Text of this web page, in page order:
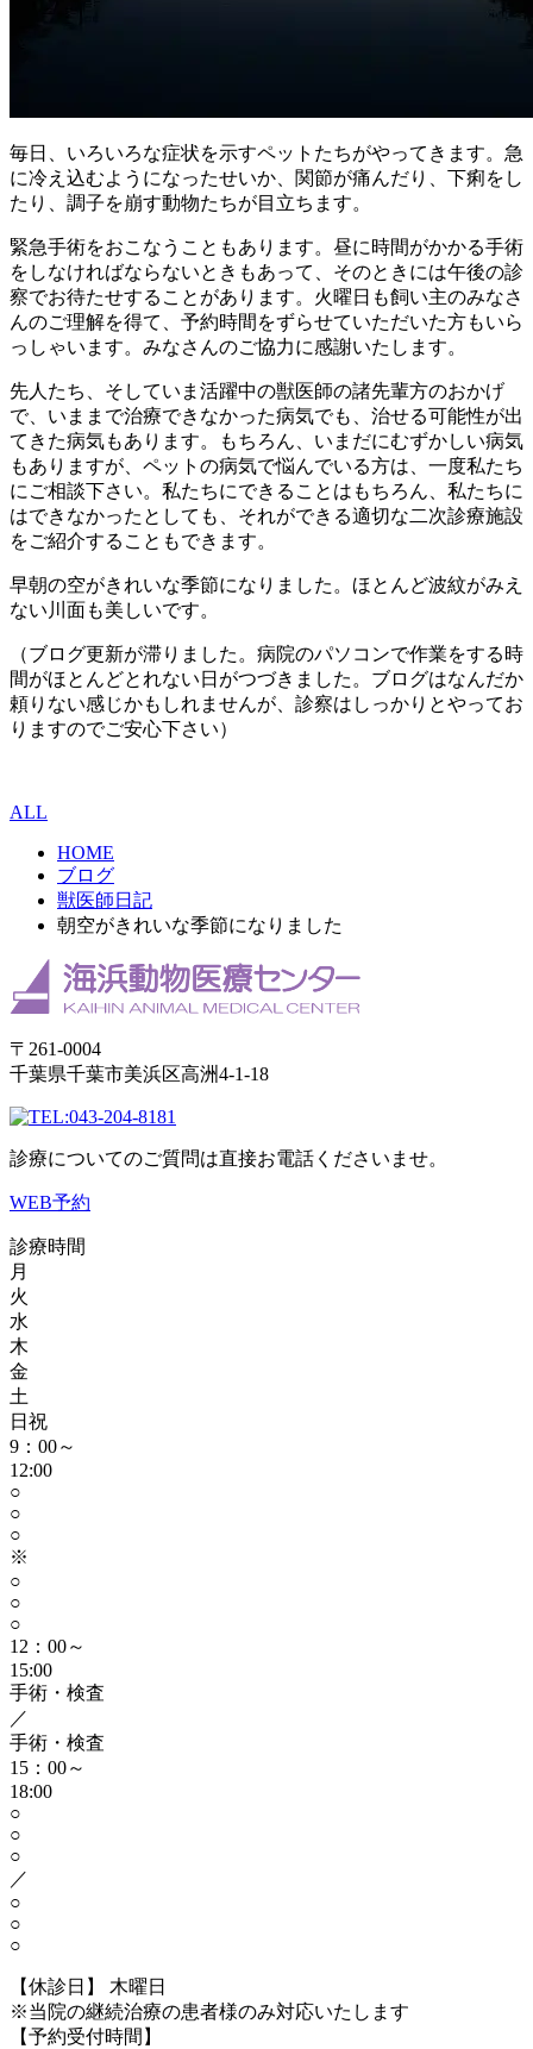
毎日、いろいろな症状を示すペットたちがやってきます。急
に冷え込むようになったせいか、関節が痛んだり、下痢をし
たり、調子を崩す動物たちが目立ちます。
緊急手術をおこなうこともあります。昼に時間がかかる手術
をしなければならないときもあって、そのときには午後の診
察でお待たせすることがあります。火曜日も飼い主のみなさ
んのご理解を得て、予約時間をずらせていただいた方もいら
っしゃいます。みなさんのご協力に感謝いたします。
先人たち、そしていま活躍中の獣医師の諸先輩方のおかげ
で、いままで治療できなかった病気でも、治せる可能性が出
てきた病気もあります。もちろん、いまだにむずかしい病気
もありますが、ペットの病気で悩んでいる方は、一度私たち
にご相談下さい。私たちにできることはもちろん、私たちに
はできなかったとしても、それができる適切な二次診療施設
をご紹介することもできます。
早朝の空がきれいな季節になりました。ほとんど波紋がみえ
ない川面も美しいです。
（ブログ更新が滞りました。病院のパソコンで作業をする時
間がほとんどとれない日がつづきました。ブログはなんだか
頼りない感じかもしれませんが、診察はしっかりとやってお
りますのでご安心下さい）
ALL
HOME
ブログ
獣医師日記
朝空がきれいな季節になりました
〒261-0004
千葉県千葉市美浜区高洲4-1-18
043-204-8181
診療についてのご質問は直接お電話くださいませ。
WEB予約
診療時間
月
火
水
木
金
土
日祝
9：00～
12:00
○
○
○
※
○
○
○
12：00～
15:00
手術・検査
／
手術・検査
15：00～
18:00
○
○
○
／
○
○
○
【休診日】 木曜日
※当院の継続治療の患者様のみ対応いたします
【予約受付時間】